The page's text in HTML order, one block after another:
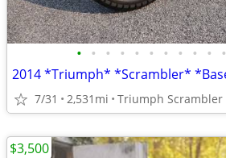
• • • • • • • • • • •
7/31 2,531mi Triumph Scrambler
$3,500